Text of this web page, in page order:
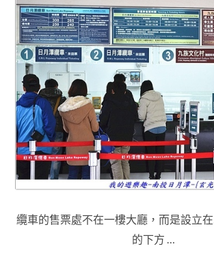
纜車的售票處不在一樓大廳，而是設立
的下方 …